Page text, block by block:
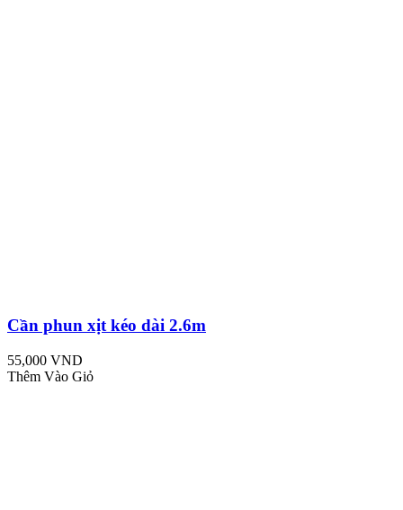
Cần phun xịt kéo dài 2.6m
55,000 VND
Thêm Vào Giỏ